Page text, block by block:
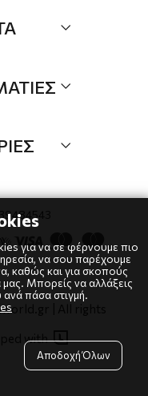
| All rights
with
για να σε φέρνουμε πιο
να σου παρέχουμε
καθώς και για σκοπούς
μας. Μπορείς να αλλάξεις
πάσα στιγμή.
Αποδοχή Όλων